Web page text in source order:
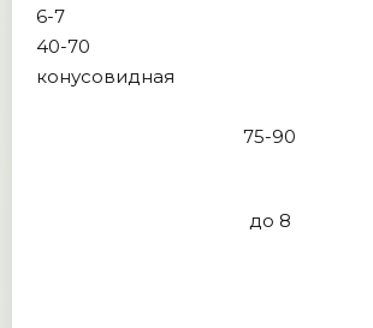
6-7
40-70
конусовидная
75-90
до 8